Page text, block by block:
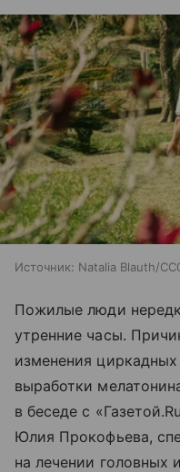
Источник: Natalia Blauth/
Пожилые люди
утренние часы.
изменения
выработки
в беседе с
Юлия Прокофьева,
на лечении головных